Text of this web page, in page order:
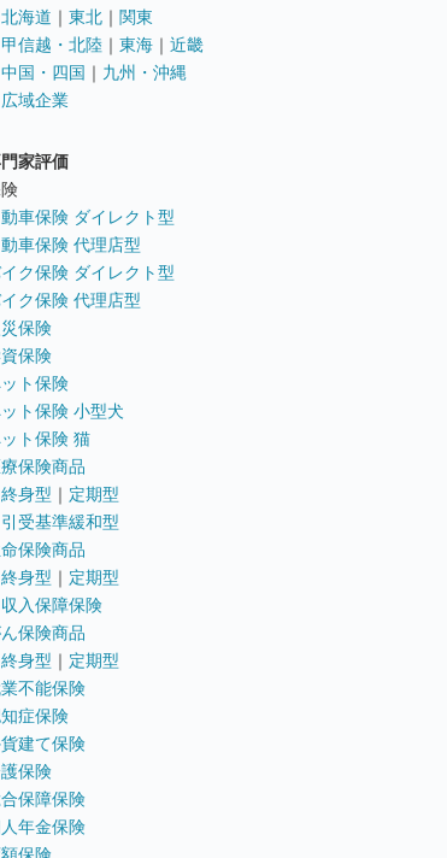
北海道 ｜ 東北 ｜ 関東
甲信越・北陸 ｜ 東海 ｜ 近畿
中国・四国 ｜ 九州・沖縄
広域企業
家評価
動車保険 ダイレクト型
動車保険 代理店型
ク保険 ダイレクト型
ク保険 代理店型
保険
保険
ト保険
ト保険 小型犬
ト保険 猫
保険商品
終身型 ｜ 定期型
引受基準緩和型
保険商品
終身型 ｜ 定期型
収入保障保険
保険商品
終身型 ｜ 定期型
不能保険
症保険
建て保険
保険
保障保険
年金保険